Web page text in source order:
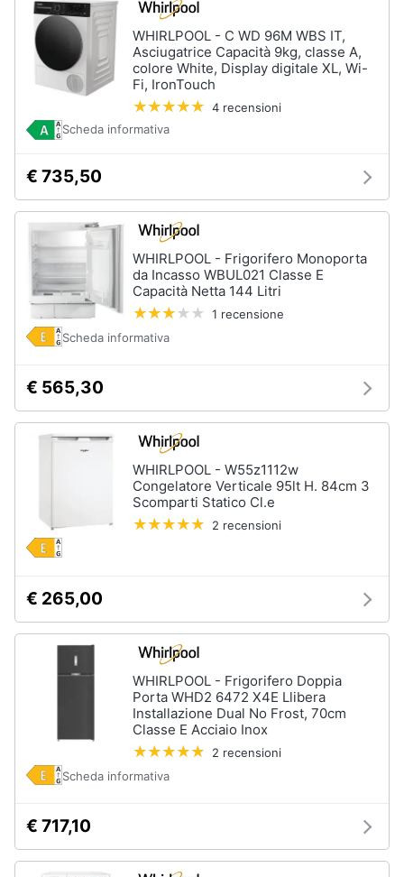
WHIRLPOOL - C WD 96M WBS IT,
Asciugatrice Capacità 9kg, classe A,
colore White, Display digitale XL, Wi-
Fi, IronTouch
4 recensioni
Scheda informativa
€ 735,50
WHIRLPOOL - Frigorifero Monoporta
da Incasso WBUL021 Classe E
Capacità Netta 144 Litri
1 recensione
Scheda informativa
€ 565,30
WHIRLPOOL - W55z1112w
Congelatore Verticale 95lt H. 84cm 3
Scomparti Statico Cl.e
2 recensioni
€ 265,00
WHIRLPOOL - Frigorifero Doppia
Porta WHD2 6472 X4E Llibera
Installazione Dual No Frost, 70cm
Classe E Acciaio Inox
2 recensioni
Scheda informativa
€ 717,10